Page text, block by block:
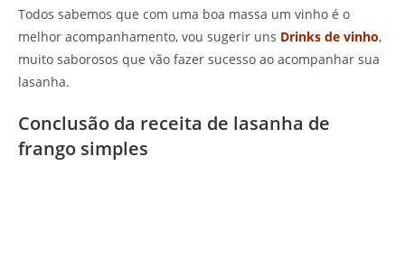
Todos sabemos que com uma boa massa um vinho é o
melhor acompanhamento, vou sugerir uns Drinks de vinho,
muito saborosos que vão fazer sucesso ao acompanhar sua
lasanha.
Conclusão da receita de lasanha de
frango simples